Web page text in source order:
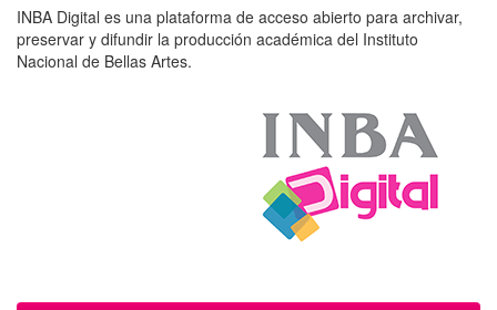
INBA Digital es una plataforma de acceso abierto para archivar,
preservar y difundir la producción académica del Instituto
Nacional de Bellas Artes.